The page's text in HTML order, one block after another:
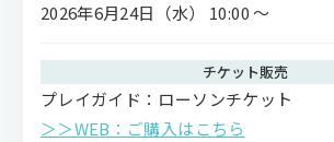
2026年6月24日（水） 10:00 〜
チケット販売
プレイガイド：ローソンチケット
＞＞WEB： ご購入はこちら